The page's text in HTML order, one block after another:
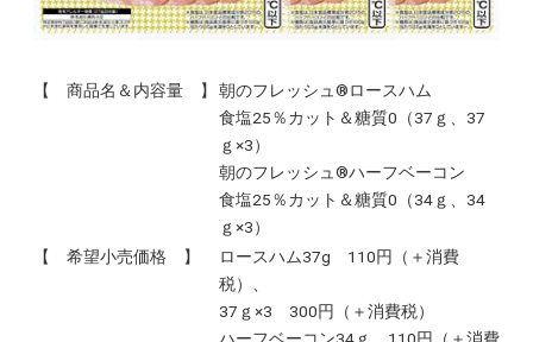
【 商品名＆内容量 】
朝のフレッシュ®ロースハム
食塩25％カット＆糖質0（37ｇ、37
ｇ×3）
朝のフレッシュ®ハーフベーコン
食塩25％カット＆糖質0（34ｇ、34
ｇ×3）
【 希望小売価格 】
ロースハム37g 110円（＋消費
税）、
37ｇ×3 300円（＋消費税）